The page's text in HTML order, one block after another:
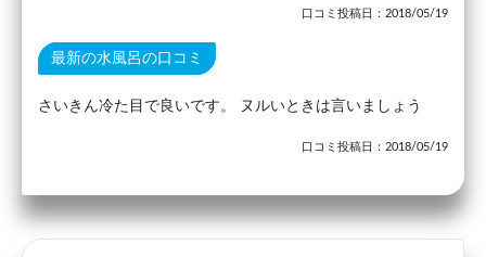
口コミ投稿日：2018/05/19
最新の水風呂の口コミ
さいきん冷た目で良いです。 ヌルいときは言いましょう
口コミ投稿日：2018/05/19